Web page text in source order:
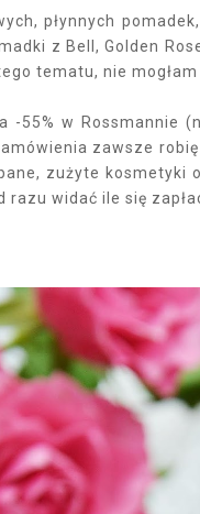
płynnych
z Bell, Golden
tematu, nie mogłam
-55% w
zawsze
zużyte
razu widać ile się